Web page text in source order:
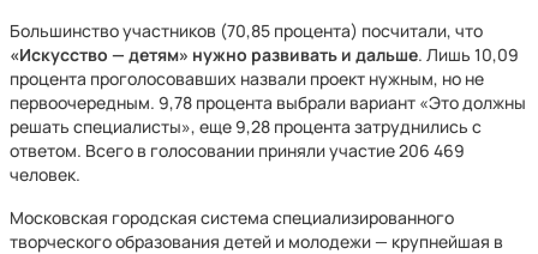
Большинство участников (70,85 процента) посчитали, что
«Искусство — детям» нужно развивать и дальше. Лишь 10,09
процента проголосовавших назвали проект нужным, но не
первоочередным. 9,78 процента выбрали вариант «Это должны
решать специалисты», еще 9,28 процента затруднились с
ответом. Всего в голосовании приняли участие 206 469
человек.
Московская городская система специализированного
творческого образования детей и молодежи — крупнейшая в